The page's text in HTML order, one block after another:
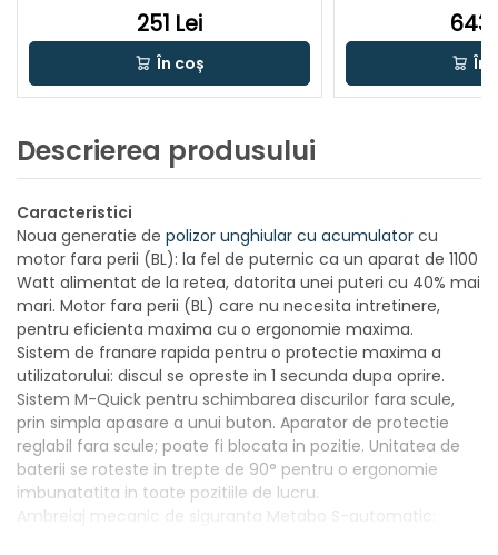
251 Lei
În coș
643
În
Descrierea produsului
Caracteristici
Noua generatie de polizor unghiular cu acumulator cu
motor fara perii (BL): la fel de puternic ca un aparat de 1100
Watt alimentat de la retea, datorita unei puteri cu 40% mai
mari. Motor fara perii (BL) care nu necesita intretinere,
pentru eficienta maxima cu o ergonomie maxima.
Sistem de franare rapida pentru o protectie maxima a
utilizatorului: discul se opreste in 1 secunda dupa oprire.
Sistem M-Quick pentru schimbarea discurilor fara scule,
prin simpla apasare a unui buton. Aparator de protectie
reglabil fara scule; poate fi blocata in pozitie. Unitatea de
baterii se roteste in trepte de 90° pentru o ergonomie
imbunatatita in toate pozitiile de lucru.
Ambreiaj mecanic de siguranta Metabo S-automatic: